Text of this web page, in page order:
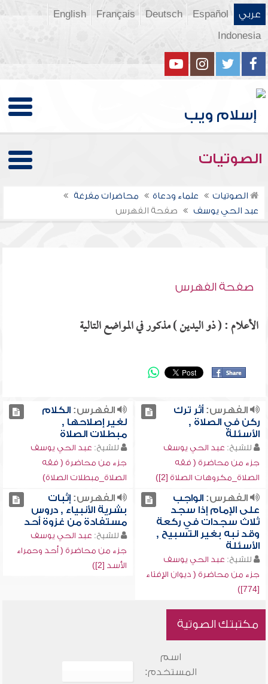
عربي Español
Deutsch
Français
English
Indonesia
الصوتيات
الصوتيات علماء ودعاة
محاضرات مفرغة
عبد الحي يوسف
صفحة الفهرس
صفحة الفهرس
الأعلام : ( ذو اليدين ) مذكور في المواضع التالية
الفهرس:أثر ترك
ركن في الصلاة ,
الأسئلة
للشيخ: عبد الحي يوسف
جزء من محاضرة ( فقه
الصلاة_مكروهات الصلاة [2])
الفهرس:الكلام
لغير إصلاحها ,
مبطلات الصلاة
للشيخ: عبد الحي يوسف
جزء من محاضرة ( فقه
الصلاة_مبطلات الصلاة)
الفهرس:الواجب
على الإمام إذا سجد
ثلاث سجدات في ركعة
وقد نبه بغير التسبيح ,
الأسئلة
للشيخ: عبد الحي يوسف
جزء من محاضرة ( ديوان الإفتاء
[774])
الفهرس:إثبات
بشرية الأنبياء , دروس
مستفادة من غزوة أحد
للشيخ: عبد الحي يوسف
جزء من محاضرة ( أحد وحمراء
الأسد [2])
مكتبتك الصوتية
اسم
المستخدم: